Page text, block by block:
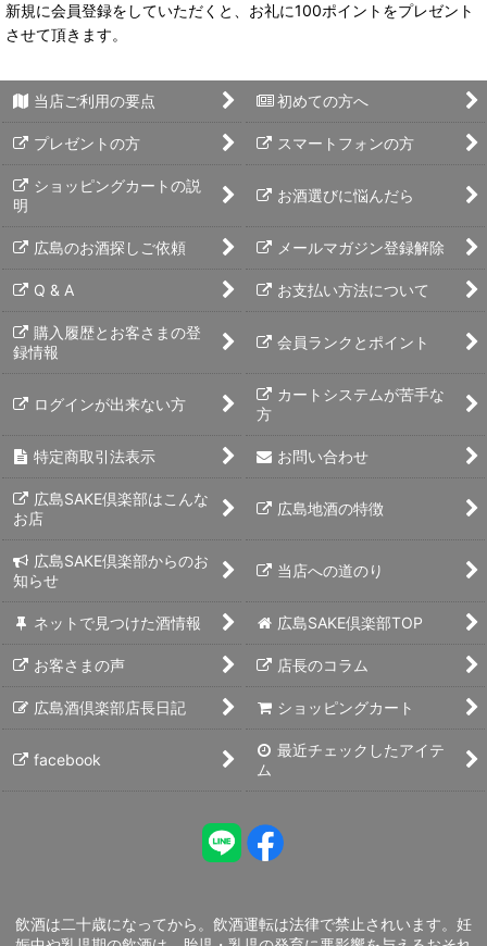
新規に会員登録をしていただくと、お礼に100ポイントをプレゼント
させて頂きます。
当店ご利用の要点 初めての方へ
プレゼントの方 スマートフォンの方
ショッピングカートの説
明
お酒選びに悩んだら
広島のお酒探しご依頼 メールマガジン登録解除
Q & A お支払い方法について
購入履歴とお客さまの登
録情報
会員ランクとポイント
ログインが出来ない方
カートシステムが苦手な
方
特定商取引法表示 お問い合わせ
広島SAKE倶楽部はこんな
お店
広島地酒の特徴
広島SAKE倶楽部からのお
知らせ
当店への道のり
ネットで見つけた酒情報 広島SAKE倶楽部TOP
お客さまの声 店長のコラム
広島酒倶楽部店長日記 ショッピングカート
facebook
最近チェックしたアイテ
ム
飲酒は二十歳になってから。飲酒運転は法律で禁止されいます。妊